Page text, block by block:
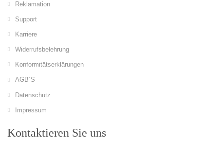
Reklamation
Support
Karriere
Widerrufsbelehrung
Konformitätserklärungen
AGB´S
Datenschutz
Impressum
Kontaktieren Sie uns